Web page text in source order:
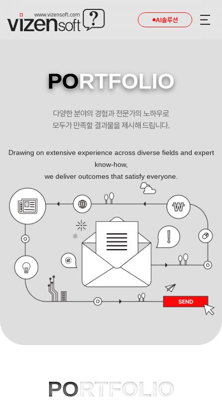
AI솔루션
PORTFOLIO
다양한 분야의 경험과 전문가의 노하우로
모두가 만족할 결과물을 제시해 드립니다.
Drawing on extensive experience across diverse fields and expert
know-how,
we deliver outcomes that satisfy everyone.
PORTFOLIO